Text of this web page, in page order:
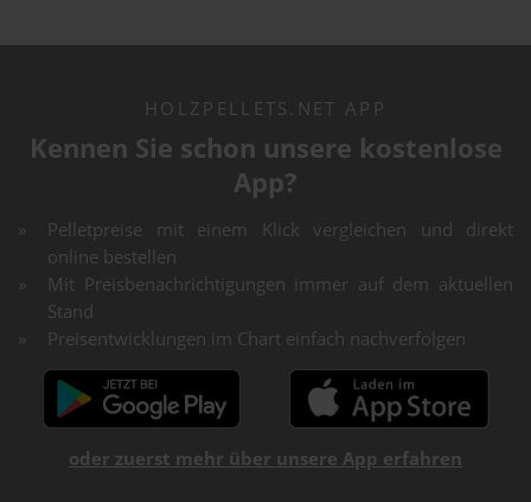
HOLZPELLETS.NET APP
Kennen Sie schon unsere kostenlose
App?
Pelletpreise mit einem Klick vergleichen und direkt
online bestellen
Mit Preisbenachrichtigungen immer auf dem aktuellen
Stand
Preisentwicklungen im Chart einfach nachverfolgen
oder zuerst mehr über unsere App erfahren